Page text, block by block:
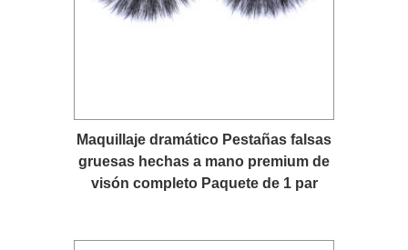
Maquillaje dramático Pestañas falsas
gruesas hechas a mano premium de
visón completo Paquete de 1 par